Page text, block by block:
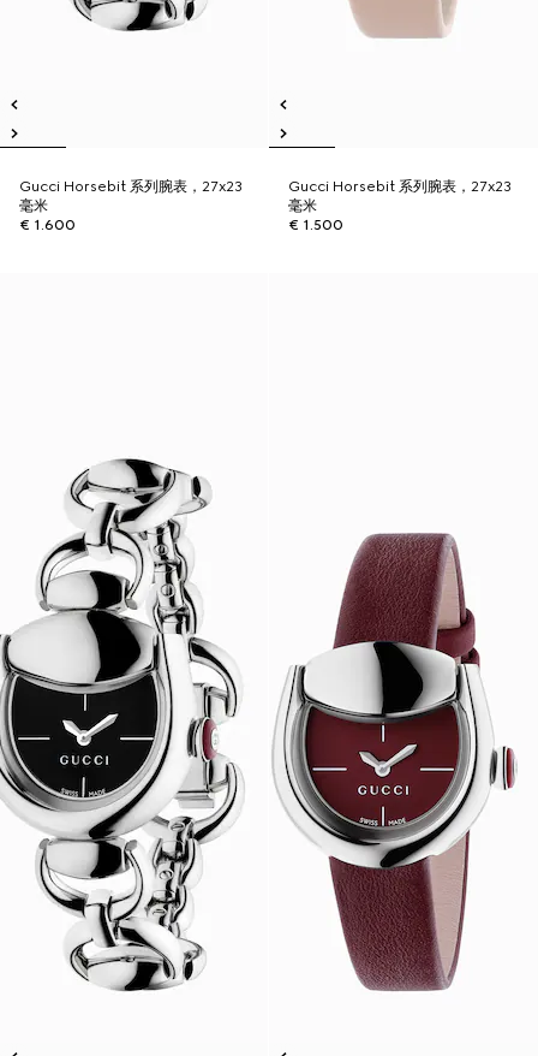
Gucci Horsebit 系列腕表，27x23
毫米
€ 1.600
Gucci Horsebit 系列腕表，27x23
毫米
€ 1.500